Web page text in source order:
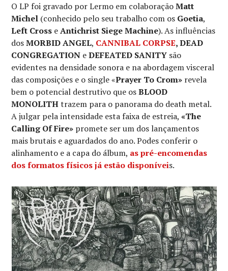
O LP foi gravado por Lermo em colaboraçãoMatt
Michel (conhecido pelo seu trabalho com os Goetia,
Left Cross eAntichrist Siege Machine). As influências
dosMORBID ANGEL, CANNIBAL CORPSE, DEAD
CONGREGATION eDEFEATED SANITY são
evidentes na densidade sonora e na abordagem visceral
das composições e o single «Prayer To Crom» revela
bem o potencial destrutivo que osBLOOD
MONOLITHtrazem para o panorama do death metal.
A julgar pela intensidade esta faixa de estreia,«The
Calling Of Fire» promete ser um dos lançamentos
mais brutais e aguardados do ano. Podes conferir o
alinhamento e a capa do álbum, as pré-encomendas
dos formatos físicos já estão disponíveis.